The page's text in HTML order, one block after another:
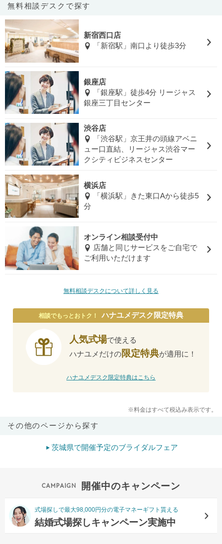
無料相談デスクで探す
新宿西口店
「新宿駅」南口より徒歩3分
銀座店
「銀座駅」徒歩4分 リージャス
銀座三丁目センター
渋谷店
「渋谷駅」京王井の頭線アベニ
ュー口直結、リージャス渋谷マー
クシティビジネスセンター
横浜店
「横浜駅」きた東口Aから徒歩5
分
オンライン相談受付中
店舗と同じサービスをご自宅で
ご利用いただけます
無料相談デスクについて詳しく見る
相談でもっとおトク！ ハナユメデスク限定特典
人気式場で使える
ハナユメだけの限定特典が適用に！
ハナユメデスク限定特典はこちら
※料金はすべて税込み表示です。
その他のページから探す
茨城県で開催予定のブライダルフェア
開催中のキャンペーン
式場探しで最大98,000円分の電子マネーギフト貰える
結婚式場探しキャンペーン実施中